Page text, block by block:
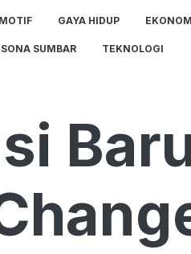
GAYA HIDUP
SUMBAR TEKNOLOGI